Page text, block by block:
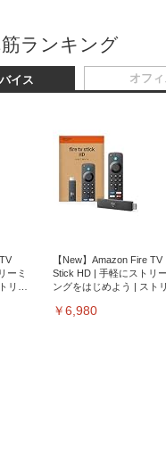
ランキング
イス
ーミ
リー
【New】Amazon Fire TV
Stick HD | 手軽にストリ
ングをはじめよう | ストリ
￥6,980
オフ